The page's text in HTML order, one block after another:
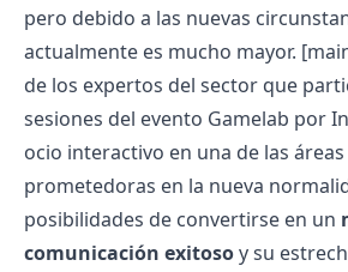
pero debido a las nuevas
actualmente es mucho mayor.
de los expertos del sector que
sesiones del evento Gamelab por
ocio interactivo en una de las áreas
prometedoras en la nueva
posibilidades de convertirse en un
comunicación exitosoy su